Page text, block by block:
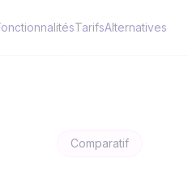
TarifsAlternatives
Comparatif